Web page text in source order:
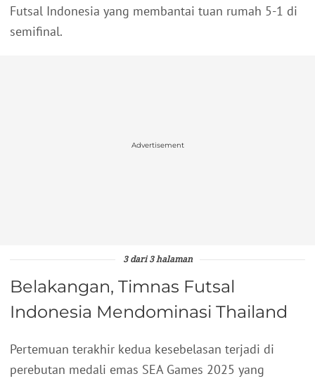
Futsal Indonesia yang membantai tuan rumah 5-1 di
semifinal.
Advertisement
3 dari 3 halaman
Belakangan, Timnas Futsal
Indonesia Mendominasi Thailand
Pertemuan terakhir kedua kesebelasan terjadi di
perebutan medali emas SEA Games 2025 yang